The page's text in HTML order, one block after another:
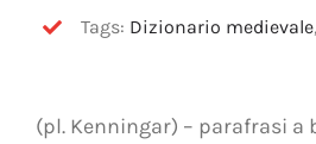
Tags: Dizionario medievale,
(pl. Kenningar) – parafrasi a